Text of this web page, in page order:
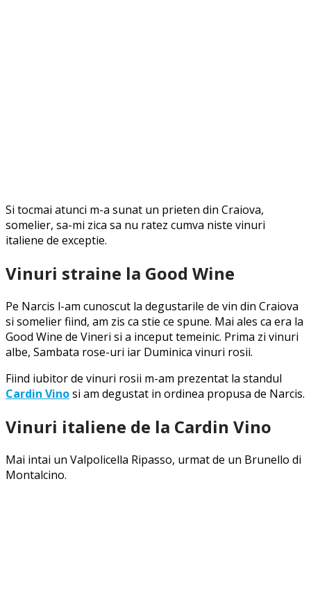
Si tocmai atunci m-a sunat un prieten din Craiova,
somelier, sa-mi zica sa nu ratez cumva niste vinuri
italiene de exceptie.
Vinuri straine la Good Wine
Pe Narcis l-am cunoscut la degustarile de vin din Craiova
si somelier fiind, am zis ca stie ce spune. Mai ales ca era la
Good Wine de Vineri si a inceput temeinic. Prima zi vinuri
albe, Sambata rose-uri iar Duminica vinuri rosii.
Fiind iubitor de vinuri rosii m-am prezentat la standul
Cardin Vinosi am degustat in ordinea propusa de Narcis.
Vinuri italiene de la Cardin Vino
Mai intai un Valpolicella Ripasso, urmat de un Brunello di
Montalcino.